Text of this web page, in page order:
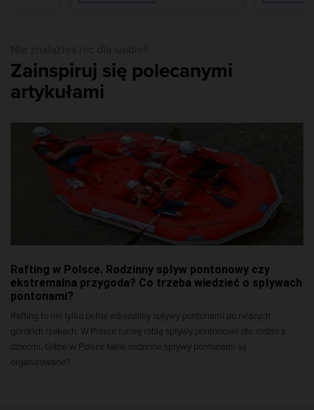
Zainspiruj się polecanymi
artykułami
Rafting w Polsce. Rodzinny spływ pontonowy czy
ekstremalna przygoda? Co trzeba wiedzieć o spływach
pontonami?
Rafting to nie tylko pełne adrenaliny spływy pontonami po rwących
górskich rzekach. W Polsce furorę robią spływy pontonowe dla rodzin z
dziećmi. Gdzie w Polsce takie rodzinne spływy pontonami są
organizowane?